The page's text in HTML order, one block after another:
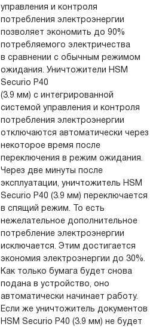
управления и контроля
потребления электроэнергии
позволяет экономить до 90%
потребляемого электричества
в сравнении с обычным режимом
ожидания. Уничтожители HSM
Securio P40
(3.9 мм) с интегрированной
системой управления и контроля
потребления электроэнергии
отключаются автоматически через
некоторое время после
переключения в режим ожидания.
Через две минуты после
эксплуатации, уничтожитель HSM
Securio P40 (3.9 мм) переключается
в спящий режим. То есть
нежелательное дополнительное
потребление электроэнергии
исключается. Этим достигается
экономия электроэнергии до 30%.
Как только бумага будет снова
подана в устройство, оно
автоматически начинает работу.
Если же уничтожитель документов
HSM Securio P40 (3.9 мм) не будет